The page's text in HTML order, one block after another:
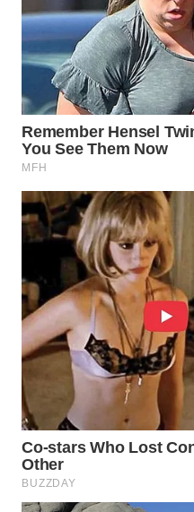
WN
LIKUPANG
WN
LABUANBAJO
BORNEO
Group
WAHANA
NEWS
WAHANA
TANI
WAHANA
ADVOKAT